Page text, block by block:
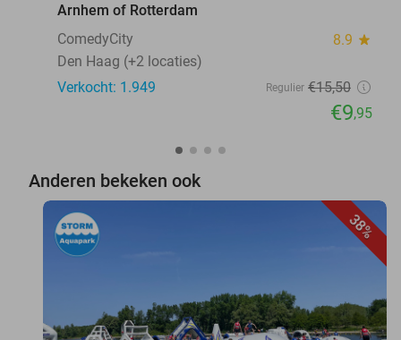
Arnhem of Rotterdam
ComedyCity
8.9 star
Den Haag (+2 locaties)
Verkocht: 1.949
Regulier €15,50
€9,95
Anderen bekeken ook
38%